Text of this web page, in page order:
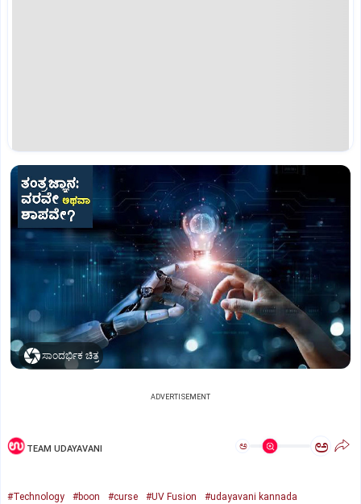
ಸಾಂದರ್ಭಿಕ ಚಿತ್ರ
ADVERTISEMENT
TEAM UDAYAVANI ಅ ಅ
#Technology #boon #curse #UV Fusion #udayavani kannada